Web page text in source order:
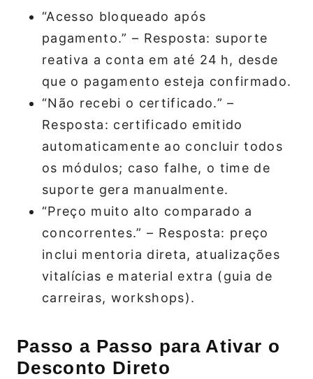
“Acesso bloqueado após
pagamento.” – Resposta: suporte
reativa a conta em até 24 h, desde
que o pagamento esteja confirmado.
“Não recebi o certificado.” –
Resposta: certificado emitido
automaticamente ao concluir todos
os módulos; caso falhe, o time de
suporte gera manualmente.
“Preço muito alto comparado a
concorrentes.” – Resposta: preço
inclui mentoria direta, atualizações
vitalícias e material extra (guia de
carreiras, workshops).
Passo a Passo para Ativar o
Desconto Direto